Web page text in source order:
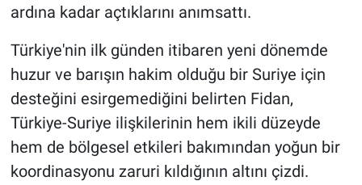
ardına kadar açtıklarını anımsattı.
Türkiye'nin ilk günden itibaren yeni dönemde
huzur ve barışın hakim olduğu bir Suriye için
desteğini esirgemediğini belirten Fidan,
Türkiye-Suriye ilişkilerinin hem ikili düzeyde
hem de bölgesel etkileri bakımından yoğun bir
koordinasyonu zaruri kıldığının altını çizdi.